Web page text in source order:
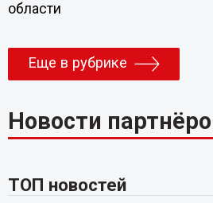
области
Еще в рубрике
Новости
ТОП новостей